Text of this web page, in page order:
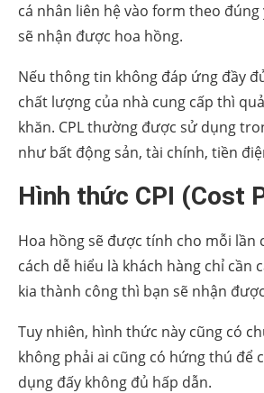
cá nhân liên hệ vào form theo đúng
sẽ nhận được hoa hồng.
Nếu thông tin không đáp ứng đầy
chất lượng của nhà cung cấp thì
khăn. CPL thường được sử dụng
như bất động sản, tài chính, tiền
Hình thức CPI (Cost
Hoa hồng sẽ được tính cho mỗi lần
cách dễ hiểu là khách hàng chỉ cần
kia thành công thì bạn sẽ nhận
Tuy nhiên, hình thức này cũng có
không phải ai cũng có hứng thú để
dụng đấy không đủ hấp dẫn.